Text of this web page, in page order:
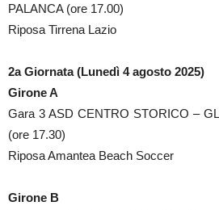
PALANCA (ore 17.00)
Riposa Tirrena Lazio
2a Giornata (Lunedì 4 agosto 2025)
Girone A
Gara 3 ASD CENTRO STORICO –
(ore 17.30)
Riposa Amantea Beach Soccer
Girone B